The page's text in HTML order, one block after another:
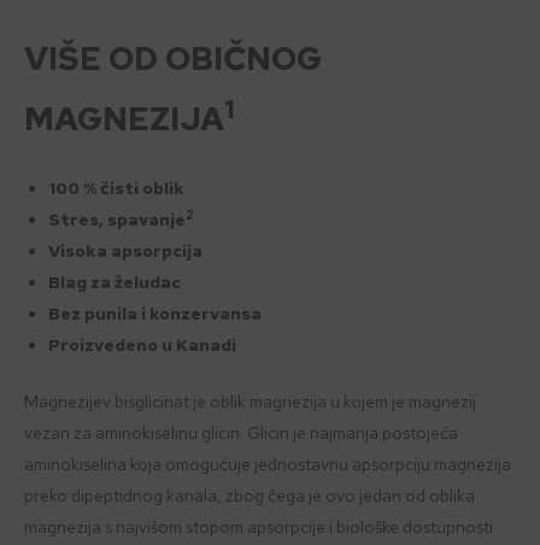
VIŠE OD OBIČNOG
MAGNEZIJA1
100 % čisti oblik
Stres, spavanje2
Visoka apsorpcija
Blag za želudac
Bez punila i konzervansa
Proizvedeno u Kanadi
Magnezijev bisglicinat je oblik magnezija u kojem je magnezij
vezan za aminokiselinu glicin. Glicin je najmanja postojeća
aminokiselina koja omogućuje jednostavnu apsorpciju magnezija
preko dipeptidnog kanala, zbog čega je ovo jedan od oblika
magnezija s najvišom stopom apsorpcije i biološke dostupnosti.